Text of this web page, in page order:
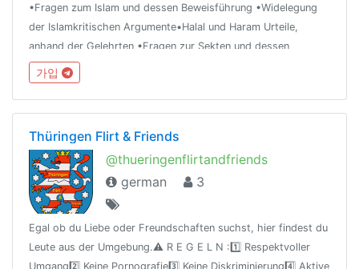
•Fragen zum Islam und dessen Beweisführung •Widelegung
der Islamkritischen Argumente•Halal und Haram Urteile,
anhand der Gelehrten •Fragen zur Sekten und dessen
Widerlegung •Fragen zum Christentum und dessen
Widerlegung •Atheismus Widerlegung
가입
Thüringen Flirt & Friends
@thueringenflirtandfriends
german
3
Egal ob du Liebe oder Freundschaften suchst, hier findest du
Leute aus der Umgebung.⚠️ R E G E L N :1️⃣ Respektvoller
Umgang2️⃣ Keine Pornografie3️⃣ Keine Diskriminierung4️⃣ Aktive